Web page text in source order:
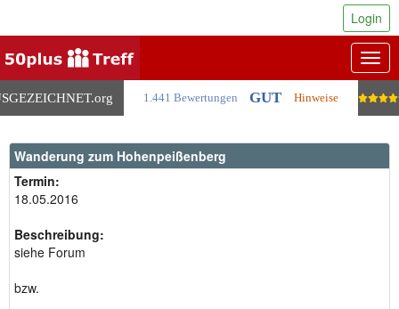
.org 1.441 Bewertungen GUT Hinweise
Login
Wanderung zum Hohenpeißenberg
Termin:
18.05.2016
Beschreibung:
siehe Forum
bzw.